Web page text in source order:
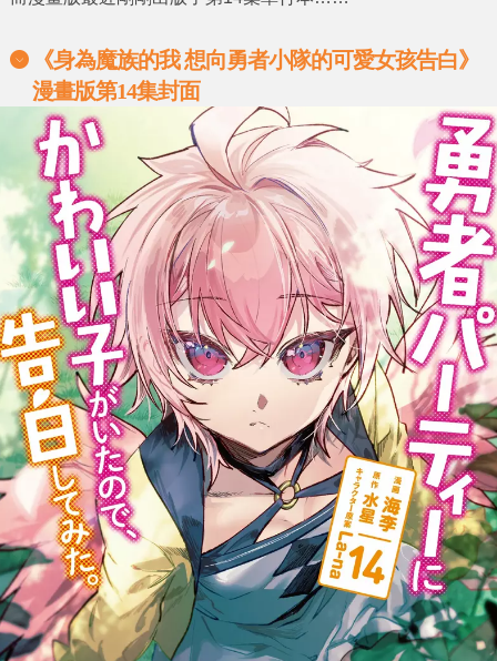
《身為魔族的我 想向勇者小隊的可愛女孩告白》
漫畫版第14集封面